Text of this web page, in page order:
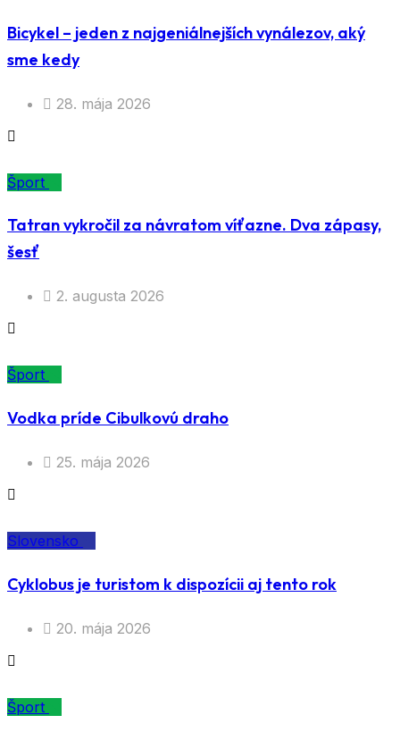
Bicykel – jeden z najgeniálnejších vynálezov, aký
sme kedy
28. mája 2026
Šport
Tatran vykročil za návratom víťazne. Dva zápasy,
šesť
2. augusta 2026
Šport
Vodka príde Cibulkovú draho
25. mája 2026
Slovensko
Cyklobus je turistom k dispozícii aj tento rok
20. mája 2026
Šport